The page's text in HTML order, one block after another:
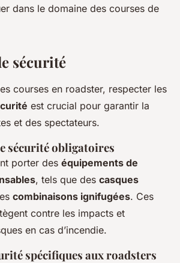
dans le domaine des courses de
sécurité
courses en roadster, respecter les
est crucial pour garantir la
et des spectateurs.
sécurité obligatoires
porter des équipements de
, tels que des casques
combinaisons ignifugées. Ces
contre les impacts et
en cas d’incendie.
spécifiques aux roadsters